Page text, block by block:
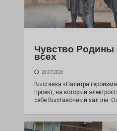
Чувство
всех
28.07.2026
Выставка «Палитра
проект, на который
себе Выставочный зал им.